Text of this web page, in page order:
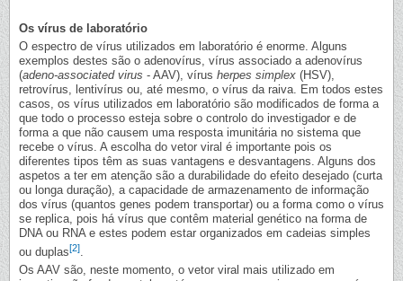
Os vírus de laboratório
O espectro de vírus utilizados em laboratório é enorme. Alguns
exemplos destes são o adenovírus, vírus associado a adenovírus
(adeno-associated virus - AAV), vírus herpes simplex (HSV),
retrovírus, lentivírus ou, até mesmo, o vírus da raiva. Em todos estes
casos, os vírus utilizados em laboratório são modificados de forma a
que todo o processo esteja sobre o controlo do investigador e de
forma a que não causem uma resposta imunitária no sistema que
recebe o vírus. A escolha do vetor viral é importante pois os
diferentes tipos têm as suas vantagens e desvantagens. Alguns dos
aspetos a ter em atenção são a durabilidade do efeito desejado (curta
ou longa duração), a capacidade de armazenamento de informação
dos vírus (quantos genes podem transportar) ou a forma como o vírus
se replica, pois há vírus que contêm material genético na forma de
DNA ou RNA e estes podem estar organizados em cadeias simples
ou duplas[2]
Os AAV são, neste momento, o vetor viral mais utilizado em